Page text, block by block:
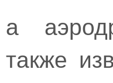
а
также